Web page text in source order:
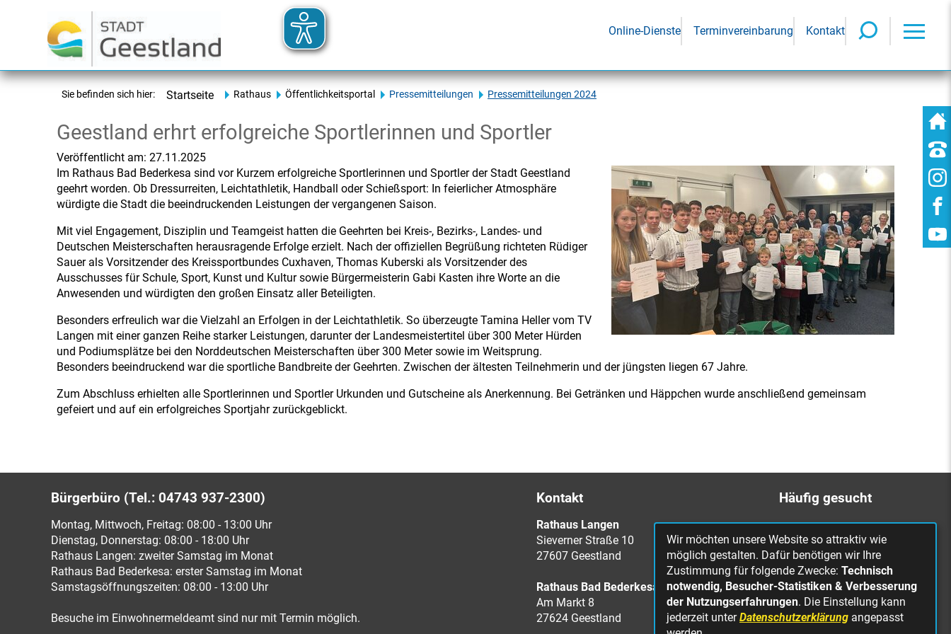
Online-Dienste Terminvereinbarung Kontakt
Sie befinden sich hier: Startseite Rathaus Öffentlichkeitsportal Pressemitteilungen Pressemitteilungen 2024
Geestland erhrt erfolgreiche Sportlerinnen und Sportler
Veröffentlicht am: 27.11.2025
Im Rathaus Bad Bederkesa sind vor Kurzem erfolgreiche Sportlerinnen und Sportler der Stadt Geestland
geehrt worden. Ob Dressurreiten, Leichtathletik, Handball oder Schießsport: In feierlicher Atmosphäre
würdigte die Stadt die beeindruckenden Leistungen der vergangenen Saison.
Mit viel Engagement, Disziplin und Teamgeist hatten die Geehrten bei Kreis-, Bezirks-, Landes- und
Deutschen Meisterschaften herausragende Erfolge erzielt. Nach der offiziellen Begrüßung richteten Rüdiger
Sauer als Vorsitzender des Kreissportbundes Cuxhaven, Thomas Kuberski als Vorsitzender des
Ausschusses für Schule, Sport, Kunst und Kultur sowie Bürgermeisterin Gabi Kasten ihre Worte an die
Anwesenden und würdigten den großen Einsatz aller Beteiligten.
Besonders erfreulich war die Vielzahl an Erfolgen in der Leichtathletik. So überzeugte Tamina Heller vom TV
Langen mit einer ganzen Reihe starker Leistungen, darunter der Landesmeistertitel über 300 Meter Hürden
und Podiumsplätze bei den Norddeutschen Meisterschaften über 300 Meter sowie im Weitsprung.
Besonders beeindruckend war die sportliche Bandbreite der Geehrten. Zwischen der ältesten Teilnehmerin und der jüngsten liegen 67 Jahre.
Zum Abschluss erhielten alle Sportlerinnen und Sportler Urkunden und Gutscheine als Anerkennung. Bei Getränken und Häppchen wurde anschließend gemeinsam
gefeiert und auf ein erfolgreiches Sportjahr zurückgeblickt.
Bürgerbüro (Tel.: 04743 937-2300)
Montag, Mittwoch, Freitag: 08:00 - 13:00 Uhr
Dienstag, Donnerstag: 08:00 - 18:00 Uhr
Rathaus Langen: zweiter Samstag im Monat
Rathaus Bad Bederkesa: erster Samstag im Monat
Samstagsöffnungszeiten: 08:00 - 13:00 Uhr
Besuche im Einwohnermeldeamt sind nur mit Termin möglich.
Kontakt
Rathaus Langen
Sieverner Straße 10
27607 Geestland
Rathaus Bad Bederkesa
Am Markt 8
27624 Geestland
Häufig gesucht
Bürgerbüro
Online Rathaus
Was erledige ich wo?
Stellenangebote
Mängelmeldung
Wir möchten unsere Website so attraktiv wie
möglich gestalten. Dafür benötigen wir Ihre
Zustimmung für folgende Zwecke: Technisch
notwendig, Besucher-Statistiken & Verbesserung
der Nutzungserfahrungen. Die Einstellung kann
jederzeit unterDatenschutzerklärung angepasst